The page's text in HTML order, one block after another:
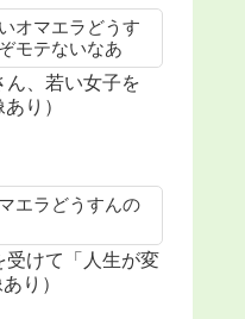
オマエラどうす
モテないなあ
ん、若い女子を
り）
エラどうすんの
受けて「人生が変
り）